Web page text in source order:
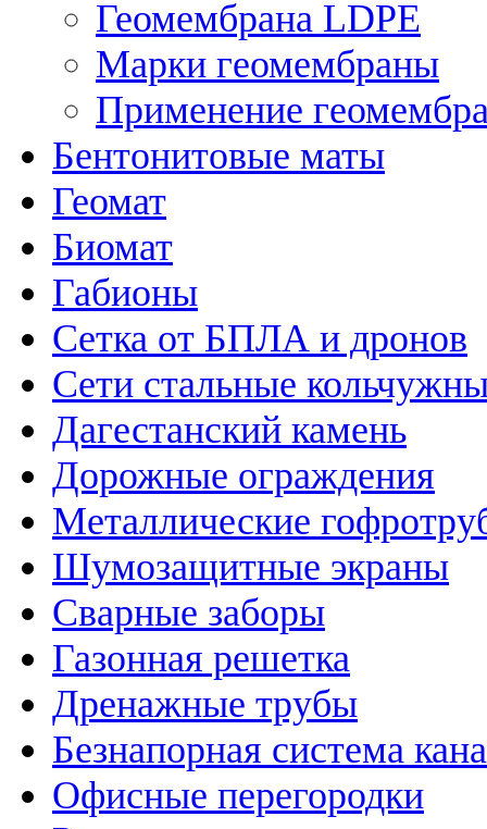
Геомембрана LDPE
Марки геомембраны
Применение
Бентонитовые маты
Геомат
Биомат
Габионы
Сетка от БПЛА и дронов
Сети стальные
Дагестанский камень
Дорожные ограждения
Металлические
Шумозащитные экраны
Сварные заборы
Газонная решетка
Дренажные трубы
Безнапорная система
Офисные перегородки